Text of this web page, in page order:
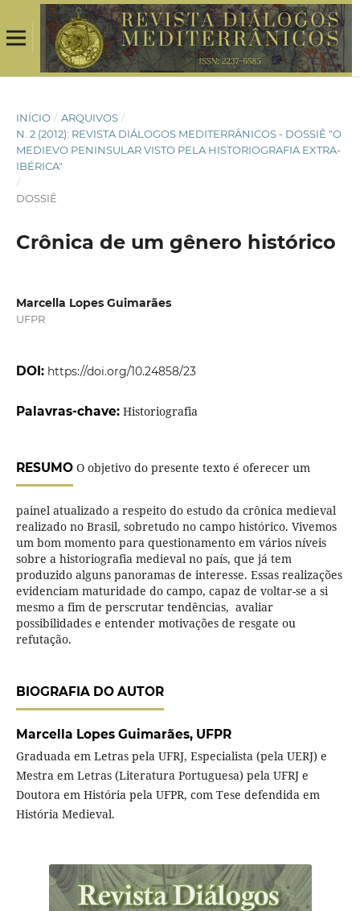
INÍCIO / ARQUIVOS /
N. 2 (2012): REVISTA DIÁLOGOS MEDITERRÂNICOS - DOSSIÊ "O
MEDIEVO PENINSULAR VISTO PELA HISTORIOGRAFIA EXTRA-
IBÉRICA"
/
DOSSIÊ
Crônica de um gênero histórico
Marcella Lopes Guimarães
UFPR
DOI: https://doi.org/10.24858/23
Palavras-chave: Historiografia
RESUMOO objetivo do presente texto é oferecer um
painel atualizado a respeito do estudo da crônica medieval
realizado no Brasil, sobretudo no campo histórico. Vivemos
um bom momento para questionamento em vários níveis
sobre a historiografia medieval no país, que já tem
produzido alguns panoramas de interesse. Essas realizações
evidenciam maturidade do campo, capaz de voltar-se a si
mesmo a fim de perscrutar tendências, avaliar
possibilidades e entender motivações de resgate ou
refutação.
BIOGRAFIA DO AUTOR
Marcella Lopes Guimarães, UFPR
Graduada em Letras pela UFRJ, Especialista (pela UERJ) e
Mestra em Letras (Literatura Portuguesa) pela UFRJ e
Doutora em História pela UFPR, com Tese defendida em
História Medieval.